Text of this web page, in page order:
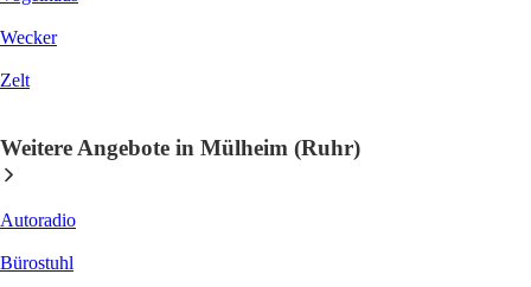
Wecker
Zelt
Weitere Angebote in Mülheim (Ruhr)
Autoradio
Bürostuhl